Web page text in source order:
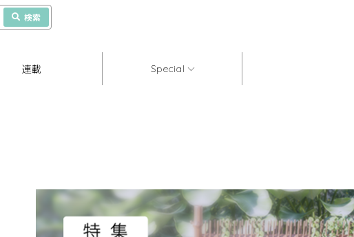
検索
連載 Special